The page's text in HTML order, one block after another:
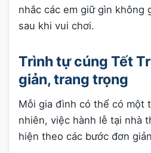
nhắc các em giữ gìn không
sau khi vui chơi.
Trình tự cúng Tết
giản, trang trọng
Mỗi gia đình có thể có một
nhiên, việc hành lễ tại nhà
hiện theo các bước đơn